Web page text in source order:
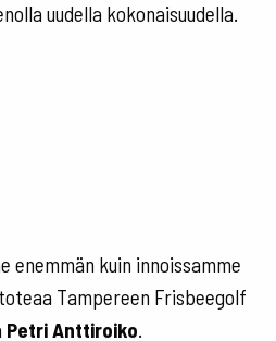
uudella kokonaisuudella.
enemmän kuin innoissamme
Tampereen Frisbeegolf
Petri Anttiroiko.